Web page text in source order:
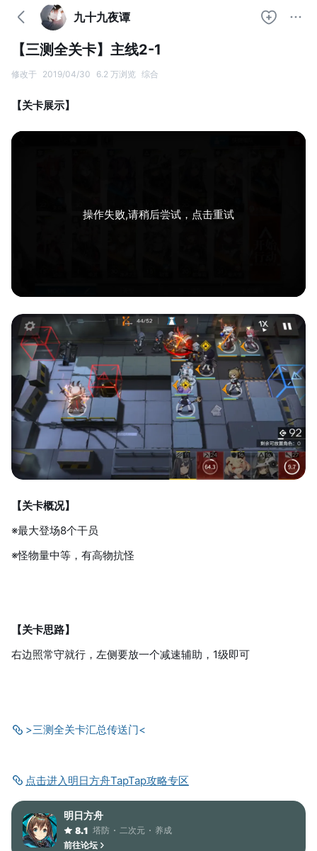
九十九夜谭
【三测全关卡】主线2-1
修改于 2019/04/30 6.2 万浏览 综合
【关卡展示】
操作失败,请稍后尝试，点击重试
【关卡概况】
※最大登场8个干员
※怪物量中等，有高物抗怪
【关卡思路】
右边照常守就行，左侧要放一个减速辅助，1级即可
>三测全关卡汇总传送门<
点击进入明日方舟TapTap攻略专区
明日方舟
8.1 塔防 二次元
养成
前往论坛